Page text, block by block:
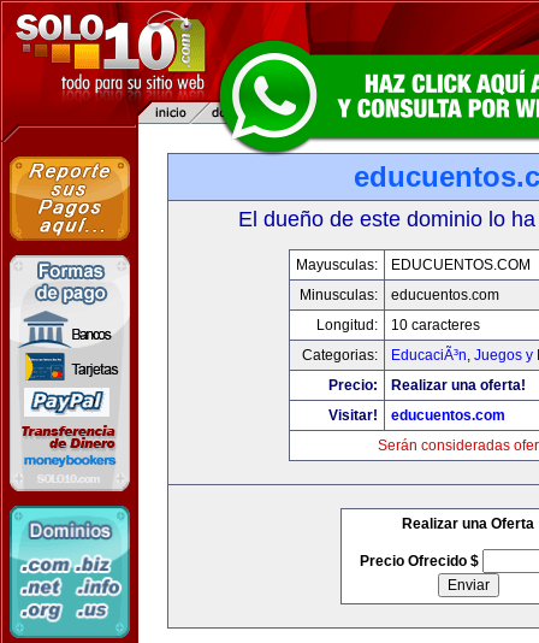
El dueño de este dominio lo
Mayusculas:
EDUCUENTOS.COM
Minusculas:
educuentos.com
Longitud:
10 caracteres
Categorias:
EducaciÃ³n, Juegos y
Precio:
Realizar una oferta!
Visitar!
educuentos.com
Serán consideradas
Realizar una Oferta
Precio Ofrecido $